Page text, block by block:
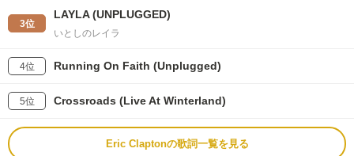
3位
LAYLA (UNPLUGGED)
いとしのレイラ
4位 Running On Faith (Unplugged)
5位 Crossroads (Live At Winterland)
Eric Claptonの歌詞一覧を見る